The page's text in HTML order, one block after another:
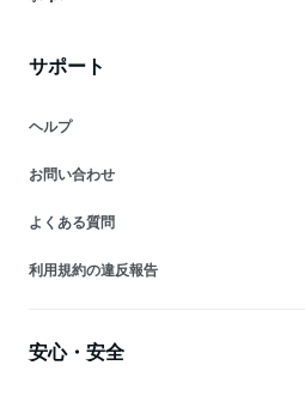
サポート
ヘルプ
お問い合わせ
よくある質問
利用規約の違反報告
安心・安全